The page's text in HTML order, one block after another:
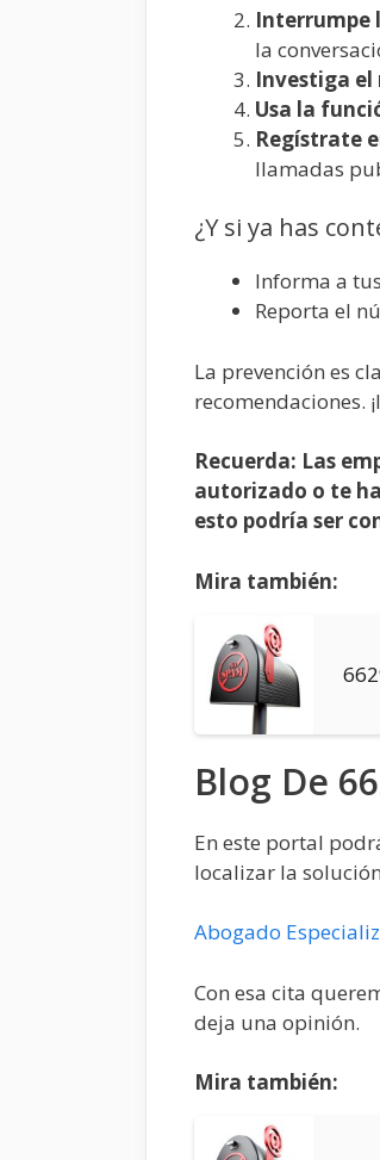
Interrumpe
la
Investiga el
Usa la
Regístrate
llamadas
¿Y si ya has
Informa a
Reporta el
La prevención es
recomendaciones.
Recuerda: Las
autorizado o te
esto podría ser
Mira también:
Blog De
En este portal
localizar la
Abogado
Con esa cita
deja una opinión.
Mira también: